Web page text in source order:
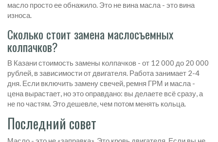
масло просто ее обнажило. Это не вина масла - это вина
износа.
Сколько стоит замена маслосъемных
колпачков?
В Казани стоимость замены колпачков - от 12 000 до 20 000
рублей, в зависимости от двигателя. Работа занимает 2-4
дня. Если включить замену свечей, ремня ГРМ и масла -
цена вырастает, но это оправдано: вы делаете всё сразу, а
не по частям. Это дешевле, чем потом менять кольца.
Последний совет